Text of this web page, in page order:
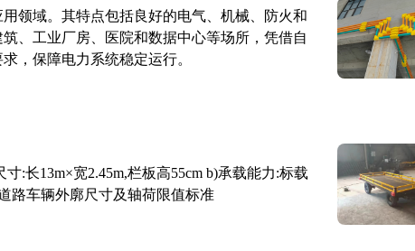
领域。其特点包括良好的电气、机械、防火和
、工业厂房、医院和数据中心等场所，凭借自
，保障电力系统稳定运行。
:长13m×宽2.45m,栏板高55cm b)承载能力:标载
路车辆外廓尺寸及轴荷限值标准